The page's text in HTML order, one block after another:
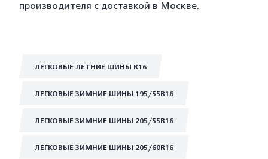
производителя с доставкой в Москве.
ЛЕГКОВЫЕ ЛЕТНИЕ ШИНЫ R16
ЛЕГКОВЫЕ ЗИМНИЕ ШИНЫ 195/55R16
ЛЕГКОВЫЕ ЗИМНИЕ ШИНЫ 205/55R16
ЛЕГКОВЫЕ ЗИМНИЕ ШИНЫ 205/60R16